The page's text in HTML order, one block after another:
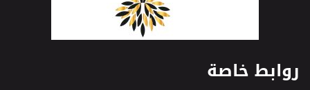
روابط خاصة